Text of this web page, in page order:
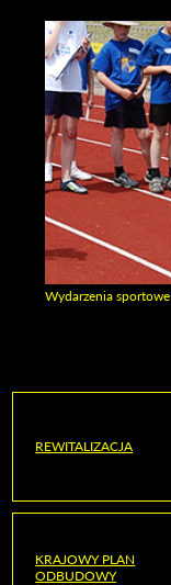
Wydarzenia sportowe
REWITALIZACJA
KRAJOWY PLAN
ODBUDOWY